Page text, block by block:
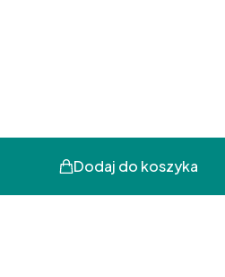
Dodaj do koszyka